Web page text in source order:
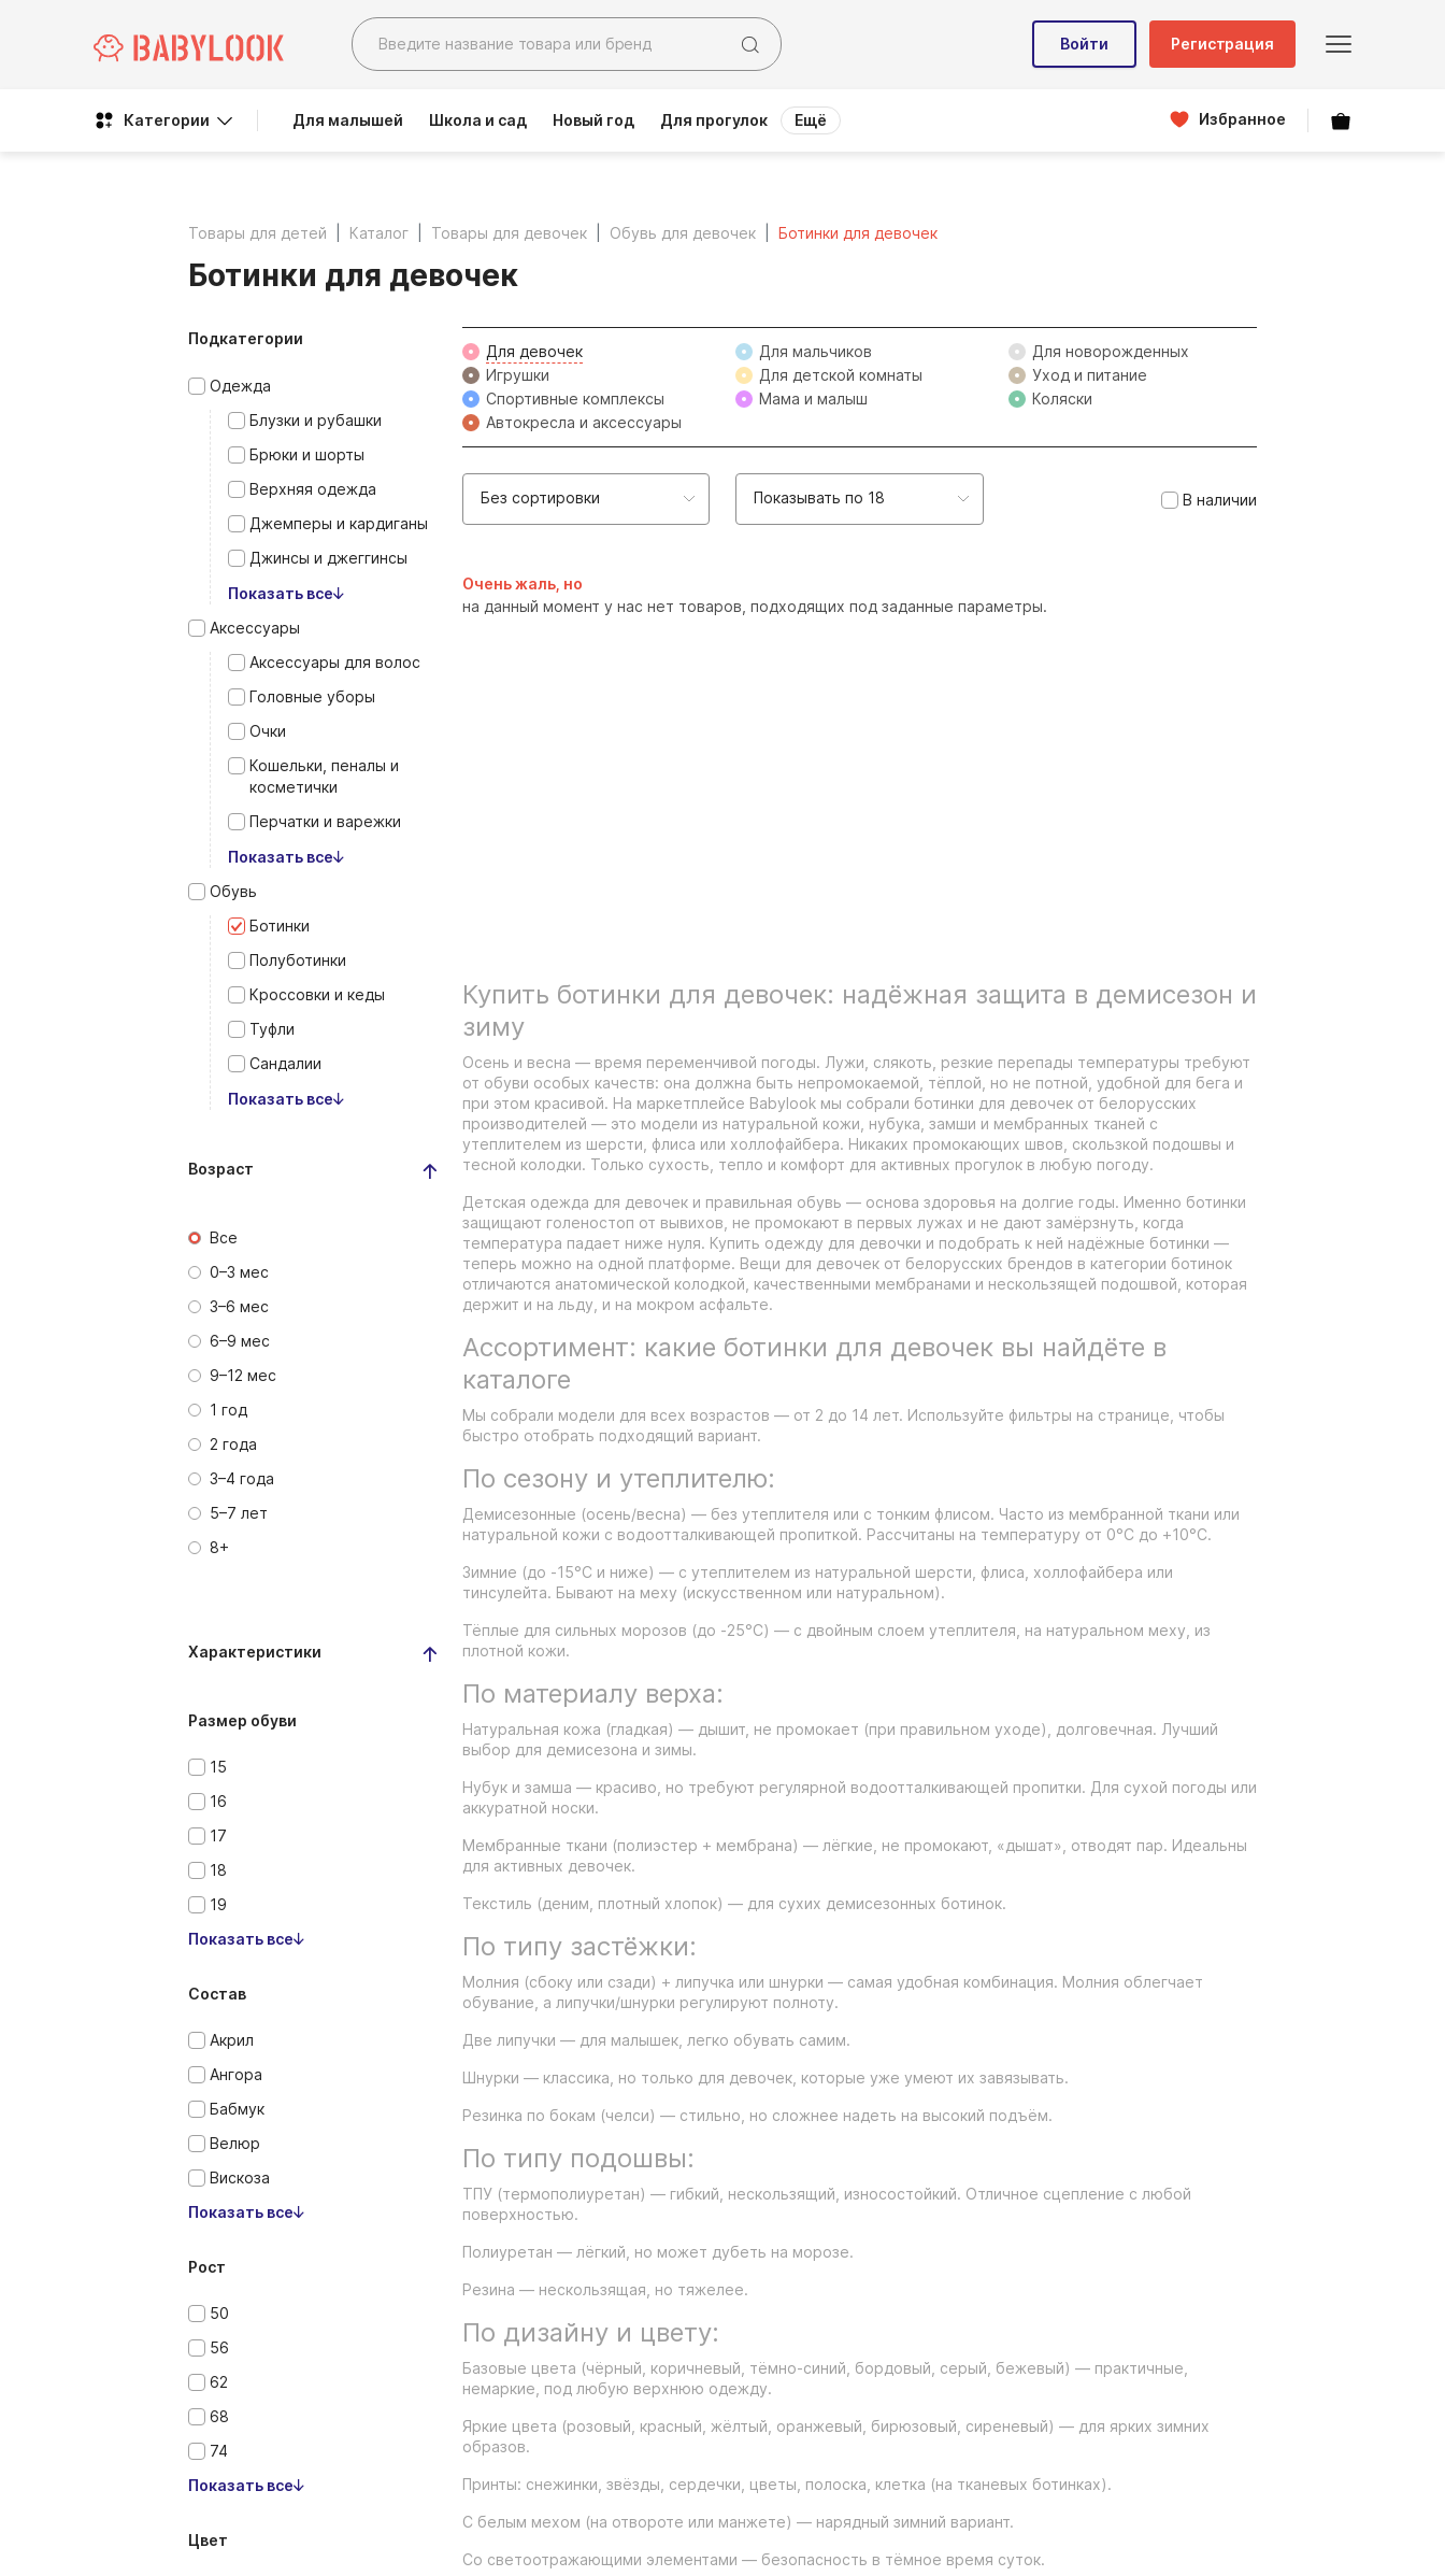
Войти Регистрация
Категории Для малышей Школа и сад Новый год Для прогулок Ещё Избранное
Товары для детей Каталог Товары для девочек Обувь для девочек Ботинки для девочек
Ботинки для девочек
Подкатегории
Одежда
Блузки и рубашки
Брюки и шорты
Верхняя одежда
Джемперы и кардиганы
Джинсы и джеггинсы
Показать все
Аксессуары
Аксессуары для волос
Головные уборы
Очки
Кошельки, пеналы и
косметички
Перчатки и варежки
Показать все
Обувь
Ботинки
Полуботинки
Кроссовки и кеды
Туфли
Сандалии
Показать все
Возраст
Все
0–3 мес
3–6 мес
6–9 мес
9–12 мес
1 год
2 года
3–4 года
5–7 лет
8+
Характеристики
Размер обуви
15
16
17
18
19
Показать все
Состав
Акрил
Ангора
Бабмук
Велюр
Вискоза
Показать все
Рост
50
56
62
68
74
Показать все
Цвет
Для девочек Для мальчиков
Для новорожденных
Игрушки
Для детской комнаты
Уход и питание
Спортивные комплексы
Мама и малыш
Коляски
Автокресла и аксессуары
Без сортировки Показывать по 18 В наличии
Очень жаль, но
на данный момент у нас нет товаров, подходящих под заданные параметры.
Купить ботинки для девочек: надёжная защита в демисезон и
зиму
Осень и весна — время переменчивой погоды. Лужи, слякоть, резкие перепады температуры требуют
от обуви особых качеств: она должна быть непромокаемой, тёплой, но не потной, удобной для бега и
при этом красивой. На маркетплейсе Babylook мы собрали ботинки для девочек от белорусских
производителей — это модели из натуральной кожи, нубука, замши и мембранных тканей с
утеплителем из шерсти, флиса или холлофайбера. Никаких промокающих швов, скользкой подошвы и
тесной колодки. Только сухость, тепло и комфорт для активных прогулок в любую погоду.
Детская одежда для девочек и правильная обувь — основа здоровья на долгие годы. Именно ботинки
защищают голеностоп от вывихов, не промокают в первых лужах и не дают замёрзнуть, когда
температура падает ниже нуля. Купить одежду для девочки и подобрать к ней надёжные ботинки —
теперь можно на одной платформе. Вещи для девочек от белорусских брендов в категории ботинок
отличаются анатомической колодкой, качественными мембранами и нескользящей подошвой, которая
держит и на льду, и на мокром асфальте.
Ассортимент: какие ботинки для девочек вы найдёте в
каталоге
Мы собрали модели для всех возрастов — от 2 до 14 лет. Используйте фильтры на странице, чтобы
быстро отобрать подходящий вариант.
По сезону и утеплителю:
Демисезонные (осень/весна) — без утеплителя или с тонким флисом. Часто из мембранной ткани или
натуральной кожи с водоотталкивающей пропиткой. Рассчитаны на температуру от 0°C до +10°C.
Зимние (до -15°C и ниже) — с утеплителем из натуральной шерсти, флиса, холлофайбера или
тинсулейта. Бывают на меху (искусственном или натуральном).
Тёплые для сильных морозов (до -25°C) — с двойным слоем утеплителя, на натуральном меху, из
плотной кожи.
По материалу верха:
Натуральная кожа (гладкая) — дышит, не промокает (при правильном уходе), долговечная. Лучший
выбор для демисезона и зимы.
Нубук и замша — красиво, но требуют регулярной водоотталкивающей пропитки. Для сухой погоды или
аккуратной носки.
Мембранные ткани (полиэстер + мембрана) — лёгкие, не промокают, «дышат», отводят пар. Идеальны
для активных девочек.
Текстиль (деним, плотный хлопок) — для сухих демисезонных ботинок.
По типу застёжки:
Молния (сбоку или сзади) + липучка или шнурки — самая удобная комбинация. Молния облегчает
обувание, а липучки/шнурки регулируют полноту.
Две липучки — для малышек, легко обувать самим.
Шнурки — классика, но только для девочек, которые уже умеют их завязывать.
Резинка по бокам (челси) — стильно, но сложнее надеть на высокий подъём.
По типу подошвы:
ТПУ (термополиуретан) — гибкий, нескользящий, износостойкий. Отличное сцепление с любой
поверхностью.
Полиуретан — лёгкий, но может дубеть на морозе.
Резина — нескользящая, но тяжелее.
По дизайну и цвету:
Базовые цвета (чёрный, коричневый, тёмно-синий, бордовый, серый, бежевый) — практичные,
немаркие, под любую верхнюю одежду.
Яркие цвета (розовый, красный, жёлтый, оранжевый, бирюзовый, сиреневый) — для ярких зимних
образов.
Принты: снежинки, звёзды, сердечки, цветы, полоска, клетка (на тканевых ботинках).
С белым мехом (на отвороте или манжете) — нарядный зимний вариант.
Со светоотражающими элементами — безопасность в тёмное время суток.